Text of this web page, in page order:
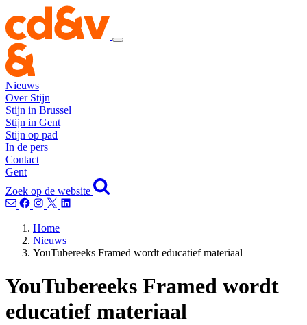
Nieuws
Over Stijn
Stijn in Brussel
Stijn in Gent
Stijn op pad
In de pers
Contact
Gent
Zoek op de website
Home
Nieuws
YouTubereeks Framed wordt educatief materiaal
YouTubereeks Framed wordt
educatief materiaal